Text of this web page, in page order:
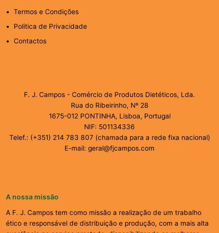
Termos e Condições
Politica de Privacidade
Contactos
F. J. Campos - Comércio de Produtos Dietéticos, Lda.
Rua do Ribeirinho, Nº 28
1675-012 PONTINHA, Lisboa, Portugal
NIF: 501134336
Telef.: (+351) 214 783 807 (chamada para a rede fixa nacional)
E-mail: geral@fjcampos.com
A nossa missão
A F. J. Campos tem como missão a realização de um trabalho
ético e responsável de distribuição e produção, com a mais alta